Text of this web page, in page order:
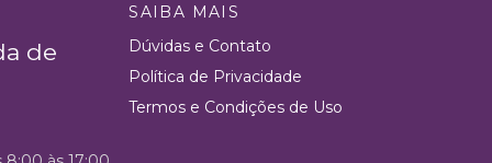
de
SAIBA MAIS
Dúvidas e Contato
Política de Privacidade
Termos e Condições de Uso